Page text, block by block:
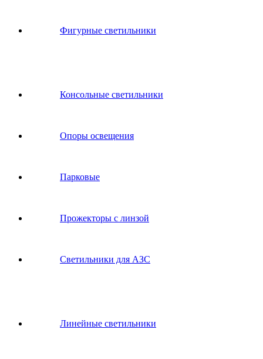
Фигурные светильники
Консольные светильники
Опоры освещения
Парковые
Прожекторы с линзой
Светильники для АЗС
Линейные светильники